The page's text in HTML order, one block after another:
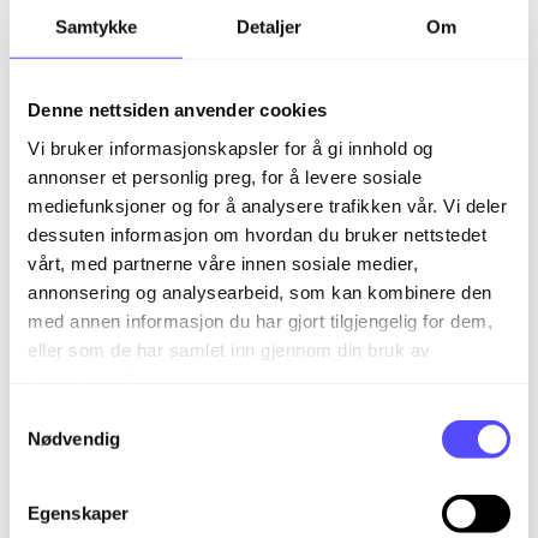
Samtykke Detaljer Om
Denne nettsiden anvender cookies
Vi bruker informasjonskapsler for å gi innhold og
annonser et personlig preg, for å levere sosiale
mediefunksjoner og for å analysere trafikken vår. Vi deler
dessuten informasjon om hvordan du bruker nettstedet
vårt, med partnerne våre innen sosiale medier,
annonsering og analysearbeid, som kan kombinere den
med annen informasjon du har gjort tilgjengelig for dem,
eller som de har samlet inn gjennom din bruk av
Nødvendig
Egenskaper
Skriv ut dokumentID
Om du ønsker å skrive ut
dokumentID/fakturaen kan du gjøre det ved
å søke opp ønsket dokumentID og klikk på
skriveren øverst i venstre hjørnet og velg
logg, da får du frem utskriftsvinduet.
Øverst i høyre hjørnet kan du velge å søke
på ett dokumentID eller flere.